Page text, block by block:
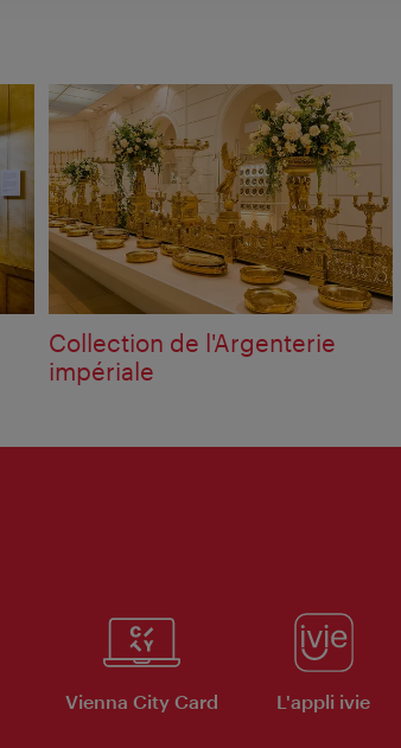
Collection de l'Argenterie
impériale
Vienna City Card L'appli ivie